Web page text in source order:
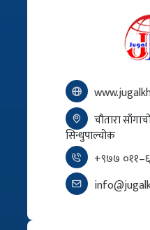
चौतारा
सिन्धुपाल्चोक
+९७७